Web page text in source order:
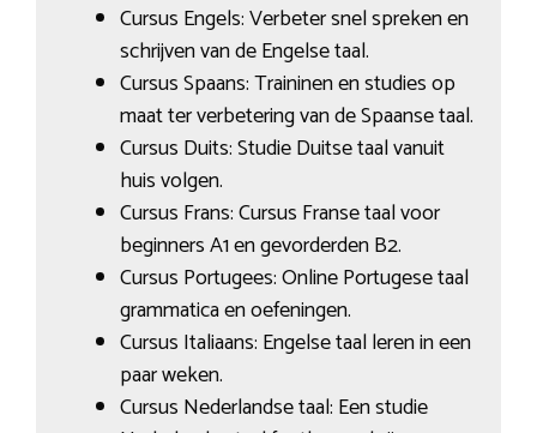
Cursus Engels: Verbeter snel spreken en
schrijven van de Engelse taal.
Cursus Spaans: Traininen en studies op
maat ter verbetering van de Spaanse taal.
Cursus Duits: Studie Duitse taal vanuit
huis volgen.
Cursus Frans: Cursus Franse taal voor
beginners A1 en gevorderden B2.
Cursus Portugees: Online Portugese taal
grammatica en oefeningen.
Cursus Italiaans: Engelse taal leren in een
paar weken.
Cursus Nederlandse taal: Een studie